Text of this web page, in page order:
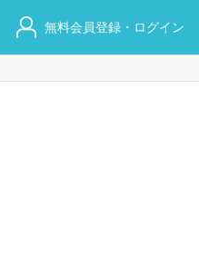
無料会員登録・ログイン